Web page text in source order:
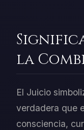
la
El Juicio
verdadera que
consciencia,